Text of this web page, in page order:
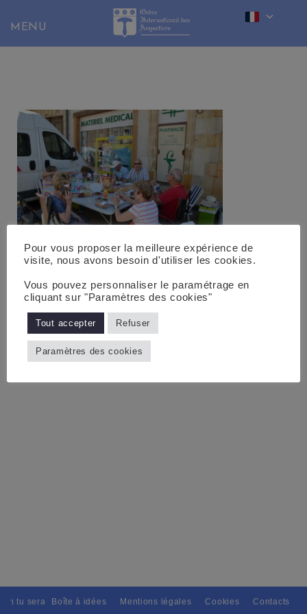
content
tu seras, Pour tous avec discernement. // L'amitié tu
Boîte à idées Mentions légales Cookies Contacts
Pour vous proposer la meilleure expérience de
visite, nous avons besoin d'utiliser les cookies.
Vous pouvez personnaliser le paramétrage en
cliquant sur "Paramètres des cookies"
Tout accepter Refuser
Paramètres des cookies